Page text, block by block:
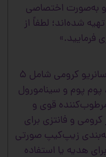
و به‌صورت اختصاصی
شده‌اند؛ لطفاً از
فرمایید.»
پک کرم مرطوب‌کننده دست سانریو کرومی شامل ۵
پوم پوم و سینامورول
قوی و
و فانتزی برای
زیپ‌کیپ صورتی
هدیه یا استفاده